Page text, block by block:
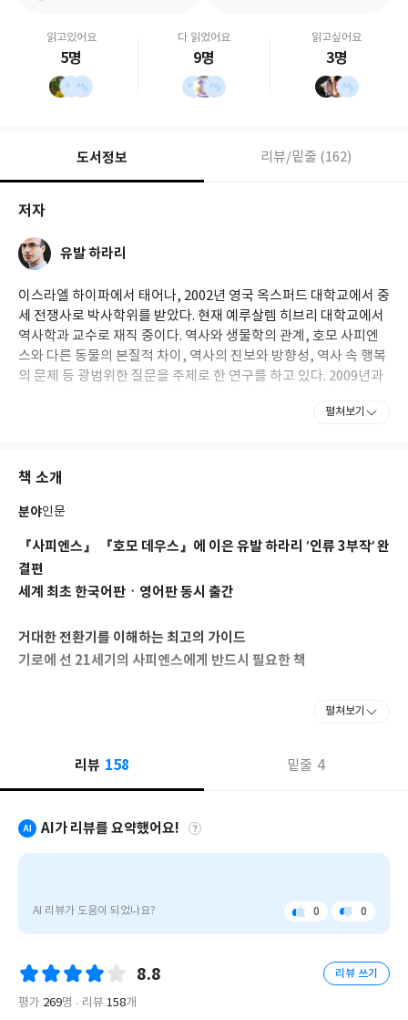
읽고있어요
5명
다 읽었어요
9명
읽고싶어요
3명
도서정보 리뷰/밑줄 (162)
저자
유발 하라리
이스라엘 하이파에서 태어나, 2002년 영국 옥스퍼드 대학교에서 중
세 전쟁사로 박사학위를 받았다. 현재 예루살렘 히브리 대학교에서
역사학과 교수로 재직 중이다. 역사와 생물학의 관계, 호모 사피엔
스와 다른 동물의 본질적 차이, 역사의 진보와 방향성, 역사 속 행복
의 문제 등 광범위한 질문을 주제로 한 연구를 하고 있다. 2009년과
상했고, 2011년 군대 역사에 관한 논문으로 ‘몬카도 상’을 수상했다.
설을 했다. 2017년에는 《호모 데우스》가 독일 유력 경제지인
도서’에 선정되었다.
기로에 선 21세기 사피엔스를 위해 인류의 과거와 미래 그리고 현재
를 탐색한 ‘인류 3부작’ 《사피엔스》 《호모 데우스》 《21세기를
위한 21가지 제언》이 전 세계 50여 개국에서 출간되어 1,600만 부
유발 하라리. 《유발 하라리의 르네상스 전쟁 회고록》은 ‘인류 3부
작’의 사상적 배경이 되는 선행 연구로, 하라리의 옥스퍼드 대학교
펼쳐보기
책 소개
분야인문
『사피엔스』 『호모 데우스』에 이은 유발 하라리 ‘인류 3부작’ 완
결편
세계 최초 한국어판ㆍ영어판 동시 출간
거대한 전환기를 이해하는 최고의 가이드
기로에 선 21세기의 사피엔스에게 반드시 필요한 책
『사피엔스』에서 과거를, 『호모 데우스』에서 미래를 논한 저자
닌 번영을 바란다면 유발 하라리의 제언에 주목해보자.
로 그것이 초래할 위협과 위험을 조명하고자 한다. 1부에서는 우리
가 직면한 도전을 개관하고, 2부에서는 앞으로 일어날 수 있는 반응
쟁의 위험, 그리고 그런 분쟁을 촉발하는 편견과 증오의 문제에 어
4부에서는 탈진실 개념을 살펴보고 어느 정도까지 세계의 전개 상
황을 이해할 수 있으며 정의와 잘못을 구분할 수 있는지 묻고, 5부에
서는 이 혼돈의 시대에 처한 우리의 삶을 보다 포괄적으로 살펴본다.
펼쳐보기
리뷰 158 밑줄 4
AI가 리뷰를 요약했어요!
하
'21
세
AI 리뷰가 도움이 되었나요?
좋
아
0
아
쉬
요
0
8.8
평가 269명 리뷰 158개
리뷰 쓰기